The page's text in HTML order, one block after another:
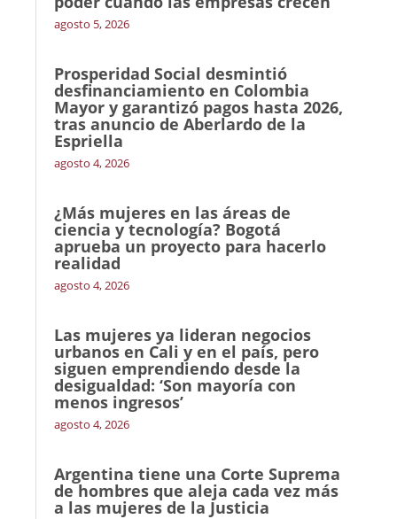
agosto 5, 2026
Prosperidad Social desmintió
desfinanciamiento en Colombia
Mayor y garantizó pagos hasta 2026,
tras anuncio de Aberlardo de la
Espriella
agosto 4, 2026
¿Más mujeres en las áreas de
ciencia y tecnología? Bogotá
aprueba un proyecto para hacerlo
realidad
agosto 4, 2026
Las mujeres ya lideran negocios
urbanos en Cali y en el país, pero
siguen emprendiendo desde la
desigualdad: ‘Son mayoría con
menos ingresos’
agosto 4, 2026
Argentina tiene una Corte Suprema
de hombres que aleja cada vez más
a las mujeres de la Justicia